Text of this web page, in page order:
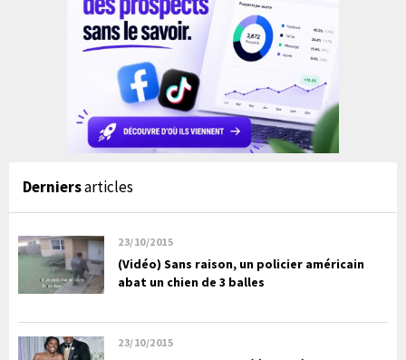
Derniersarticles
23/10/2015
(Vidéo) Sans raison, un policier américain
abat un chien de 3 balles
23/10/2015